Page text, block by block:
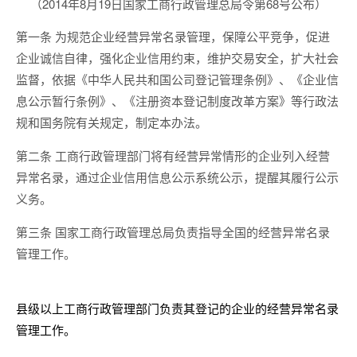
（2014年8月19日国家工商行政管理总局令第68号公布）
第一条 为规范企业经营异常名录管理，保障公平竞争，促进
企业诚信自律，强化企业信用约束，维护交易安全，扩大社会
监督，依据《中华人民共和国公司登记管理条例》、《企业信
息公示暂行条例》、《注册资本登记制度改革方案》等行政法
规和国务院有关规定，制定本办法。
第二条 工商行政管理部门将有经营异常情形的企业列入经营
异常名录，通过企业信用信息公示系统公示，提醒其履行公示
义务。
第三条 国家工商行政管理总局负责指导全国的经营异常名录
管理工作。
县级以上工商行政管理部门负责其登记的企业的经营异常名录
管理工作。